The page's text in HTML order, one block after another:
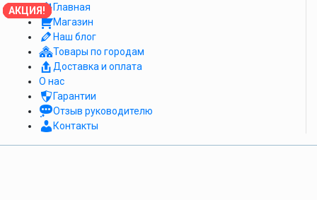
Главная
Магазин
Наш блог
Товары по городам
Доставка и оплата
О нас
Гарантии
Отзыв руководителю
Контакты
АКЦИЯ!
АКЦИЯ!
АКЦИЯ!
АКЦИЯ!
АКЦИЯ!
АКЦИЯ!
АКЦИЯ!
АКЦИЯ!
АКЦИЯ!